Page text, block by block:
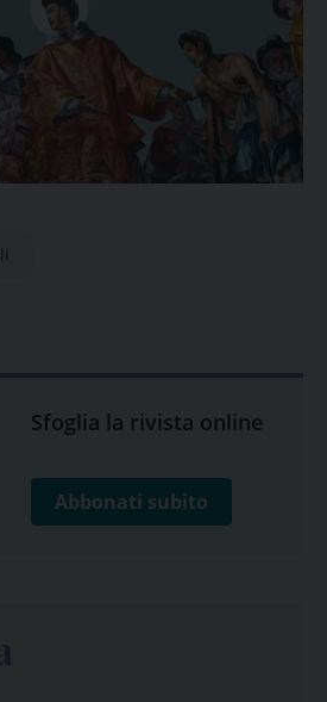
Sfoglia la rivista online
Abbonati subito